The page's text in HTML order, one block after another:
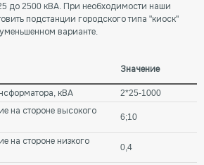
до 2500 кВА. При необходимости наши
подстанции городского типа "киоск"
варианте.
Значение
кВА
2*25-1000
на стороне высокого
6;10
на стороне низкого
0,4